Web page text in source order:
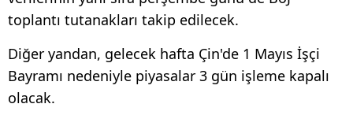
toplantı tutanakları takip edilecek.
Diğer yandan, gelecek hafta Çin'de 1 Mayıs İşçi
Bayramı nedeniyle piyasalar 3 gün işleme kapalı
olacak.